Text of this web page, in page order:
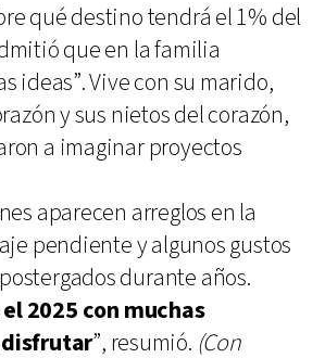
qué destino tendrá el 1% del
que en la familia
ideas”. Vive con su marido,
y sus nietos del corazón,
a imaginar proyectos
aparecen arreglos en la
pendiente y algunos gustos
durante años.
2025 con muchas
disfrutar”, resumió. (Con